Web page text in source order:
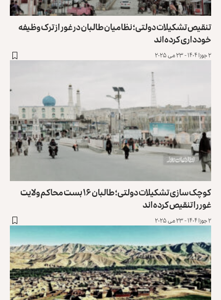
تنقیص تشکیلات دولتی؛ نظامیان طالبان در غور از ترک وظیفه
خودداری کرده‌اند
۲ جوزا ۱۴۰۴ - ۲۳ می ۲۰۲۵
کوچک‌سازی تشکیلات دولتی؛ طالبان ۱۶ بست محاکم ولایت
غور را تنقیص کرده‌اند
۲ جوزا ۱۴۰۴ - ۲۳ می ۲۰۲۵